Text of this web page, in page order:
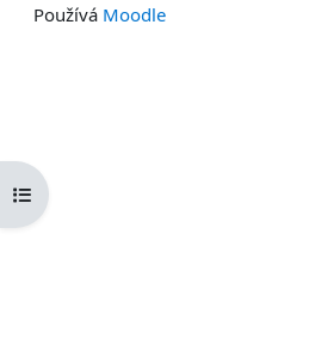
Otevřít indexu kurzu
Používá Moodle